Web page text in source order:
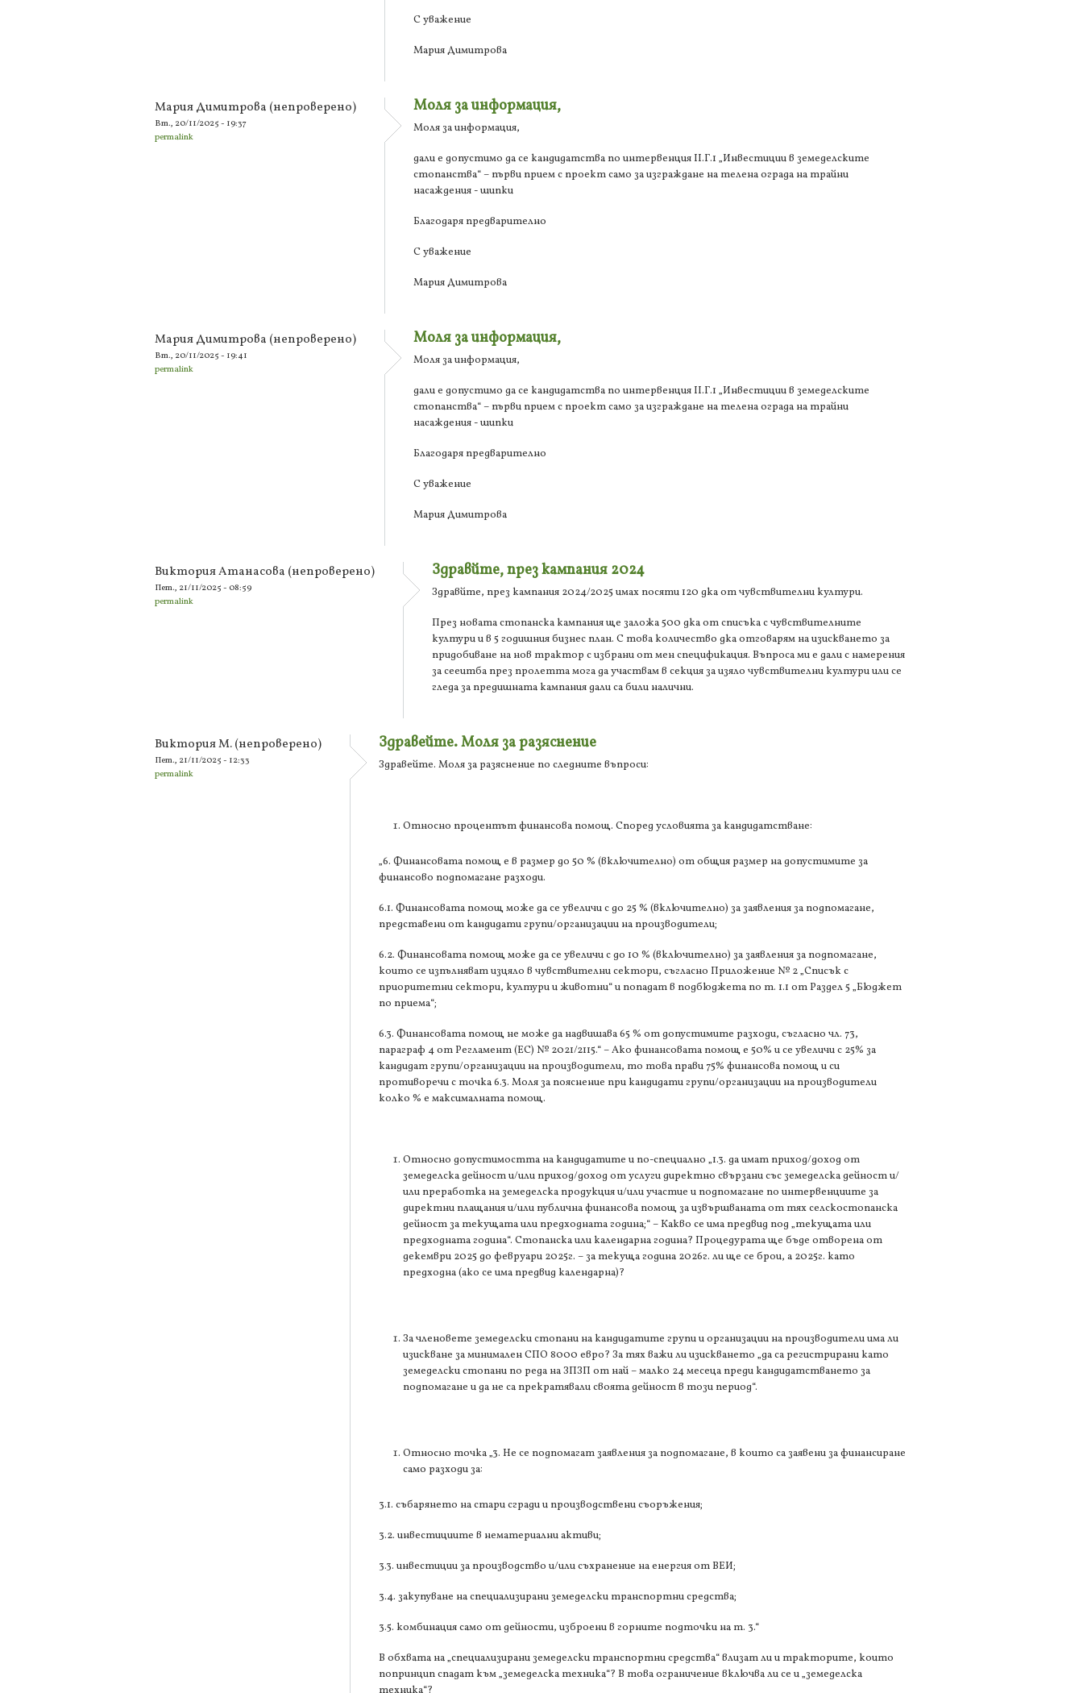
С уважение
Мария Димитрова
Мария Димитрова (непроверено)
Вт., 20/11/2025 - 19:37
permalink
Моля за информация,
Моля за информация,
дали е допустимо да се кандидатства по интервенция ІІ.Г.1 „Инвестиции в земеделските
стопанства“ – първи прием с проект само за изграждане на телена ограда на трайни
насаждения - шипки
Благодаря предварително
С уважение
Мария Димитрова
Мария Димитрова (непроверено)
Вт., 20/11/2025 - 19:41
permalink
Моля за информация,
Моля за информация,
дали е допустимо да се кандидатства по интервенция ІІ.Г.1 „Инвестиции в земеделските
стопанства“ – първи прием с проект само за изграждане на телена ограда на трайни
насаждения - шипки
Благодаря предварително
С уважение
Мария Димитрова
Виктория Атанасова (непроверено)
Пет., 21/11/2025 - 08:59
permalink
Здравйте, през кампания 2024
Здравйте, през кампания 2024/2025 имах посяти 120 дка от чувствителни култури.
През новата стопанска кампания ще заложа 500 дка от списъка с чувствителните
култури и в 5 годишния бизнес план. С това количество дка отговарям на изискването за
придобиване на нов трактор с избрани от мен спецификация. Въпроса ми е дали с намерения
за сееитба през пролетта мога да участвам в секция за изяло чувствителни култури или се
гледа за предишната кампания дали са били налични.
Виктория М. (непроверено)
Пет., 21/11/2025 - 12:33
permalink
Здравейте. Моля за разяснение
Здравейте. Моля за разяснение по следните въпроси:
Относно процентът финансова помощ. Според условията за кандидатстване:
„6. Финансовата помощ е в размер до 50 % (включително) от общия размер на допустимите за
финансово подпомагане разходи.
6.1. Финансовата помощ може да се увеличи с до 25 % (включително) за заявления за подпомагане,
представени от кандидати групи/организации на производители;
6.2. Финансовата помощ може да се увеличи с до 10 % (включително) за заявления за подпомагане,
които се изпълняват изцяло в чувствителни сектори, съгласно Приложение № 2 „Списък с
приоритетни сектори, култури и животни“ и попадат в подбюджета по т. 1.1 от Раздел 5 „Бюджет
по приема“;
6.3. Финансовата помощ не може да надвишава 65 % от допустимите разходи, съгласно чл. 73,
параграф 4 от Регламент (ЕС) № 2021/2115.“ – Ако финансовата помощ е 50% и се увеличи с 25% за
кандидат групи/организации на производители, то това прави 75% финансова помощ и си
противоречи с точка 6.3. Моля за пояснение при кандидати групи/организации на производители
колко % е максималната помощ.
Относно допустимостта на кандидатите и по-специално „1.3. да имат приход/доход от
земеделска дейност и/или приход/доход от услуги директно свързани със земеделска дейност и/
или преработка на земеделска продукция и/или участие и подпомагане по интервенциите за
директни плащания и/или публична финансова помощ за извършваната от тях селскостопанска
дейност за текущата или предходната година;“ – Какво се има предвид под „текущата или
предходната година“. Стопанска или календарна година? Процедурата ще бъде отворена от
декември 2025 до февруари 2025г. – за текуща година 2026г. ли ще се брои, а 2025г. като
предходна (ако се има предвид календарна)?
За членовете земеделски стопани на кандидатите групи и организации на производители има ли
изискване за минимален СПО 8000 евро? За тях важи ли изискването „да са регистрирани като
земеделски стопани по реда на ЗПЗП от най – малко 24 месеца преди кандидатстването за
подпомагане и да не са прекратявали своята дейност в този период“.
Относно точка „3. Не се подпомагат заявления за подпомагане, в които са заявени за финансиране
само разходи за:
3.1. събарянето на стари сгради и производствени съоръжения;
3.2. инвестициите в нематериални активи;
3.3. инвестиции за производство и/или съхранение на енергия от ВЕИ;
3.4. закупуване на специализирани земеделски транспортни средства;
3.5. комбинация само от дейности, изброени в горните подточки на т. 3.“
В обхвата на „специализирани земеделски транспортни средства“ влизат ли и тракторите, които
попринцип спадат към „земеделска техника“? В това ограничение включва ли се и „земеделска